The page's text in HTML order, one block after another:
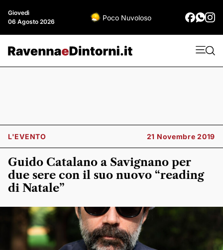
Giovedì
06 Agosto 2026
Poco Nuvoloso
L'EVENTO 21 Novembre 2019
Guido Catalano a Savignano per
due sere con il suo nuovo “reading
di Natale”